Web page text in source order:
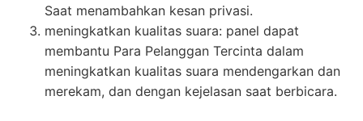
Saat menambahkan kesan privasi.
meningkatkan kualitas suara: panel dapat
membantu Para Pelanggan Tercinta dalam
meningkatkan kualitas suara mendengarkan dan
merekam, dan dengan kejelasan saat berbicara.